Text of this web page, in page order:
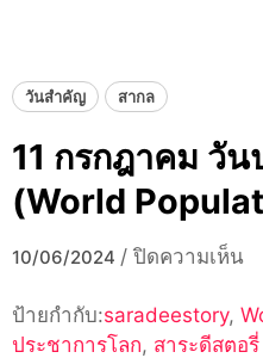
วันสำคัญ สากล
11 กรกฎาคม วัน
(World
10/06/2024 / ปิดความเห็นบน
ก
วัน
ป้ายกำกับ:saradeestory,
ประชาการโลก, สาระดีสตอรี่